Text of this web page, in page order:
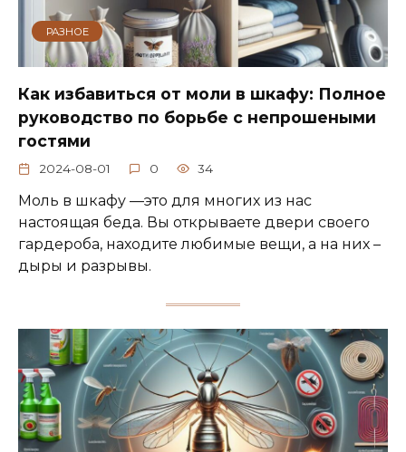
РАЗНОЕ
Как избавиться от моли в шкафу: Полное
руководство по борьбе с непрошеными
гостями
2024-08-01 0 34
Моль в шкафу —это для многих из нас
настоящая беда. Вы открываете двери своего
гардероба, находите любимые вещи, а на них –
дыры и разрывы.